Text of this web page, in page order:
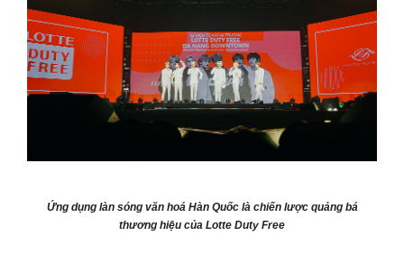
Ứng dụng làn sóng văn hoá Hàn Quốc là chiến lược quảng bá
thương hiệu của Lotte Duty Free